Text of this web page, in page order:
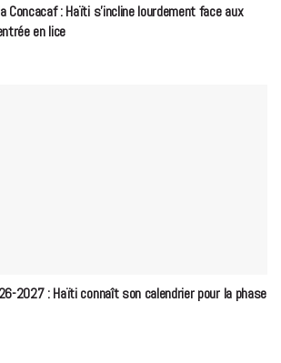
Concacaf : Haïti s’incline lourdement face aux
en lice
2027 : Haïti connaît son calendrier pour la phase